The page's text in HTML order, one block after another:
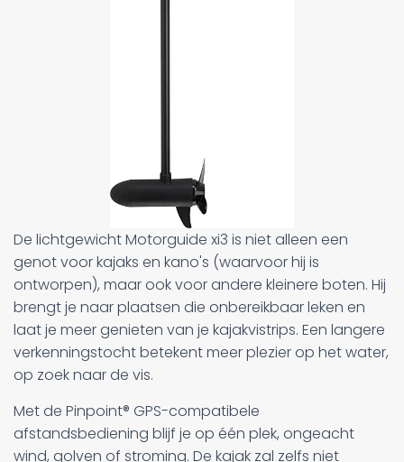
De lichtgewicht Motorguide xi3 is niet alleen een
genot voor kajaks en kano's (waarvoor hij is
ontworpen), maar ook voor andere kleinere boten. Hij
brengt je naar plaatsen die onbereikbaar leken en
laat je meer genieten van je kajakvistrips. Een langere
verkenningstocht betekent meer plezier op het water,
op zoek naar de vis.
Met de Pinpoint® GPS-compatibele
afstandsbediening blijf je op één plek, ongeacht
wind, golven of stroming. De kajak zal zelfs niet